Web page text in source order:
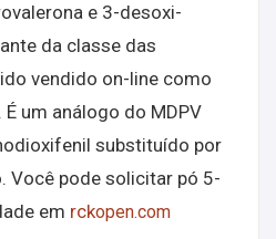
e 3-desoxi-
da classe das
vendido on-line como
um análogo do MDPV
substituído por
Você pode solicitar pó 5-
em rckopen.com